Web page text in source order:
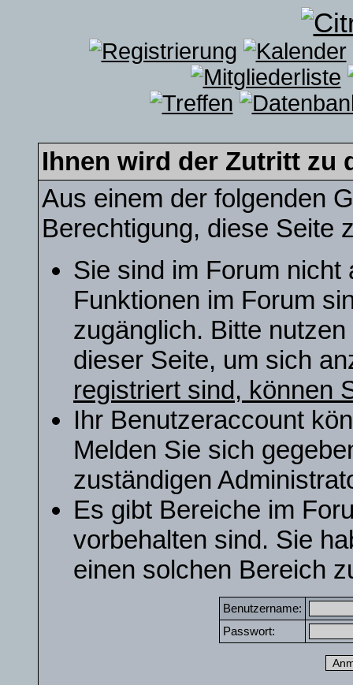
Ihnen wird der Zutritt zu
Aus einem der folgenden
Berechtigung, diese Seite
Sie sind im Forum nicht
Funktionen im Forum
zugänglich. Bitte
dieser Seite, um sich
registriert sind, können
Ihr Benutzeraccount
Melden Sie sich
zuständigen
Es gibt Bereiche im
vorbehalten sind. Sie
einen solchen Bereich
Benutzername:
Passwort: